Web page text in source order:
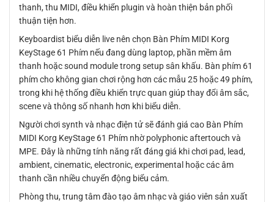
thanh, thu MIDI, điều khiển plugin và hoàn thiện bản phối
thuận tiện hơn.
Keyboardist biểu diễn live nên chọn Bàn Phím MIDI Korg
KeyStage 61 Phím nếu đang dùng laptop, phần mềm âm
thanh hoặc sound module trong setup sân khấu. Bàn phím 61
phím cho không gian chơi rộng hơn các mẫu 25 hoặc 49 phím,
trong khi hệ thống điều khiển trực quan giúp thay đổi âm sắc,
scene và thông số nhanh hơn khi biểu diễn.
Người chơi synth và nhạc điện tử sẽ đánh giá cao Bàn Phím
MIDI Korg KeyStage 61 Phím nhờ polyphonic aftertouch và
MPE. Đây là những tính năng rất đáng giá khi chơi pad, lead,
ambient, cinematic, electronic, experimental hoặc các âm
thanh cần nhiều chuyển động biểu cảm.
Phòng thu, trung tâm đào tạo âm nhạc và giáo viên sản xuất